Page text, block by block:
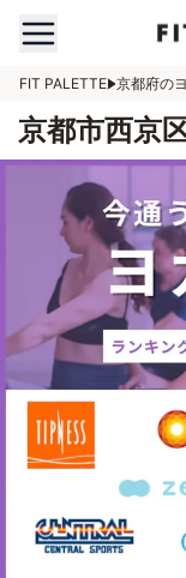
FIT PALETTE 京都府の
京都市西京